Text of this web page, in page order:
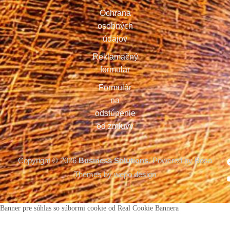
Ochrana
osobných
údajov
Reklamačný
formulár
Formulár
na
odstúpenie
od zmluvy
Copyright © 2026Business Solutions.Powered by Bosa
Themes by wepo design
Banner pre súhlas so súbormi cookie od Real Cookie Bannera